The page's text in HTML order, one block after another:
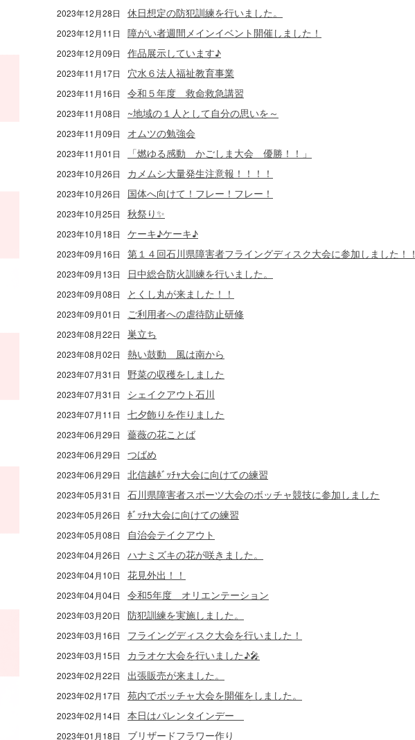
2023年12月28日 休日想定の防犯訓練を行いました。
2023年12月11日 障がい者週間メインイベント開催しました！
2023年12月09日 作品展示しています♪
2023年11月17日 穴水６法人福祉教育事業
2023年11月16日 令和５年度 救命救急講習
2023年11月08日 ~地域の１人として自分の思いを～
2023年11月09日 オムツの勉強会
2023年11月01日 「燃ゆる感動 かごしま大会 優勝！！」
2023年10月26日 カメムシ大量発生注意報！！！！
2023年10月26日 国体へ向けて！フレー！フレー！
2023年10月25日 秋祭り✨
2023年10月18日 ケーキ♪ケーキ♪
2023年09月16日 第１４回石川県障害者フライングディスク大会に参加しました！！
2023年09月13日 日中総合防火訓練を行いました。
2023年09月08日 とくし丸が来ました！！
2023年09月01日 ご利用者への虐待防止研修
2023年08月22日 巣立ち
2023年08月02日 熱い鼓動 風は南から
2023年07月31日 野菜の収穫をしました
2023年07月31日 シェイクアウト石川
2023年07月11日 七夕飾りを作りました
2023年06月29日 薔薇の花ことば
2023年06月29日 つばめ
2023年06月29日 北信越ﾎﾞｯﾁｬ大会に向けての練習
2023年05月31日 石川県障害者スポーツ大会のボッチャ競技に参加しました
2023年05月26日 ﾎﾞｯﾁｬ大会に向けての練習
2023年05月08日 自治会テイクアウト
2023年04月26日 ハナミズキの花が咲きました。
2023年04月10日 花見外出！！
2023年04月04日 令和5年度 オリエンテーション
2023年03月20日 防犯訓練を実施しました。
2023年03月16日 フライングディスク大会を行いました！
2023年03月15日 カラオケ大会を行いました♪🎤
2023年02月22日 出張販売が来ました。
2023年02月17日 苑内でボッチャ大会を開催をしました。
2023年02月14日 本日はバレンタインデー
2023年01月18日 ブリザードフラワー作り